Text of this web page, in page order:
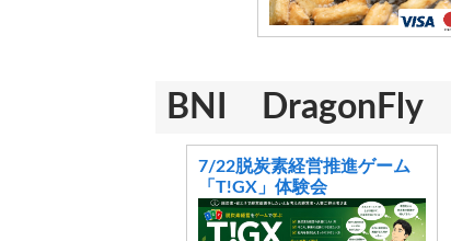
BNI DragonFly
7/22脱炭素経営推進ゲーム
「T!GX」体験会